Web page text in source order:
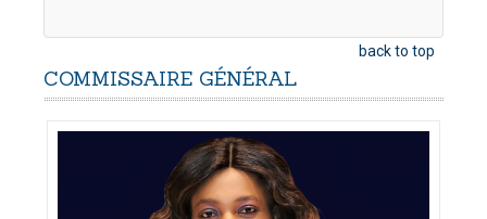
back to top
COMMISSAIRE GÉNÉRAL